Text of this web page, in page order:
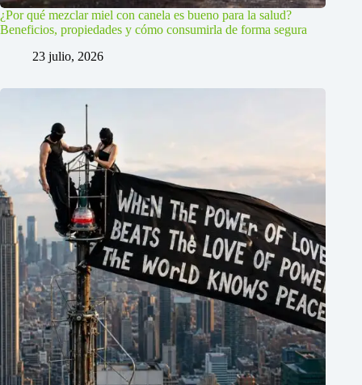
¿Por qué mezclar miel con canela es bueno para la salud?
Beneficios, propiedades y cómo consumirla de forma segura
23 julio, 2026